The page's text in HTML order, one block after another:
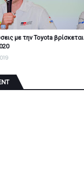
με την Toyota βρίσκεται